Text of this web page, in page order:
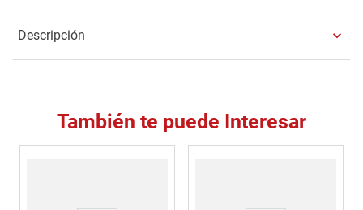
Descripción
También te puede Interesar